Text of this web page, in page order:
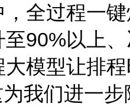
全过程一
90%以上
模型让排
我们进一